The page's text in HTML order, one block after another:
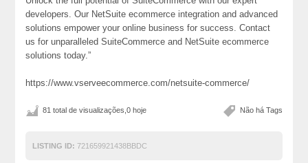
developers. Our NetSuite ecommerce integration and advanced
solutions empower your online business for success. Contact
us for unparalleled SuiteCommerce and NetSuite ecommerce
solutions today.”
https://www.vserveecommerce.com/netsuite-commerce/
Não há Tags
81 total de visualizações,0 hoje
LISTING ID: 721659921438BBDC